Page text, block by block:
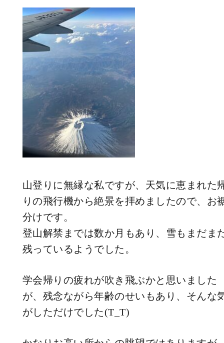
山登りに無縁な私ですが、天気に恵まれた
りの飛行機から絶景を拝めましたので、お
分けです。
登山解禁までは数か月もあり、雪もまだま
残っているようでした。
学会帰りの疲れが吹き飛ぶかと思いました
が、残念ながら年齢のせいもあり、そんな
がしただけでした(T_T)